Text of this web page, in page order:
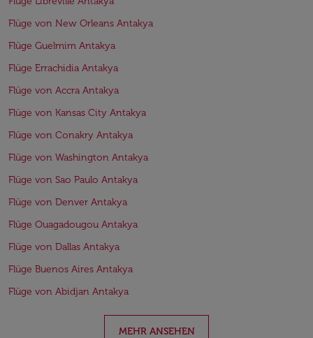
Flüge von New Orleans Antakya
Flüge Guelmim Antakya
Flüge Errachidia Antakya
Flüge von Accra Antakya
Flüge von Kansas City Antakya
Flüge von Conakry Antakya
Flüge von Washington Antakya
Flüge von Sao Paulo Antakya
Flüge von Denver Antakya
Flüge Ouagadougou Antakya
Flüge von Dallas Antakya
Flüge Buenos Aires Antakya
Flüge von Abidjan Antakya
MEHR ANSEHEN